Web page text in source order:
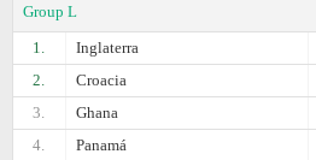
Group L
1.
Inglaterra
2.
Croacia
3.
Ghana
4.
Panamá